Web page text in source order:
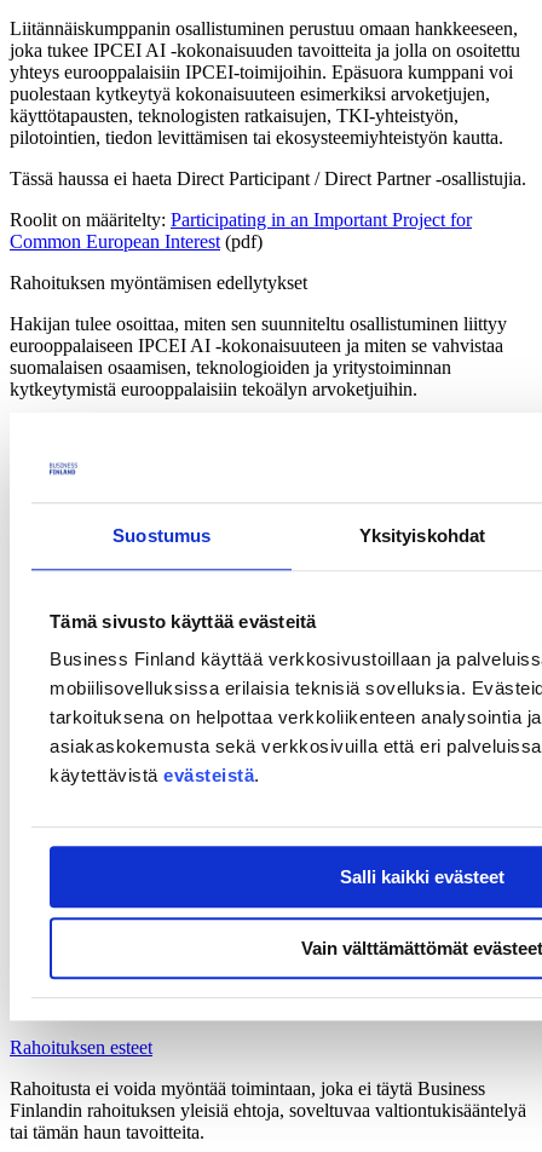
Suostumus Yksityiskohdat
Tämä sivusto käyttää evästeitä
Business Finland käyttää verkkosivustoillaan ja
mobiilisovelluksissa erilaisia teknisiä sovelluksia.
tarkoituksena on helpottaa verkkoliikenteen analysointia
asiakaskokemusta sekä verkkosivuilla että eri
käytettävistä evästeistä.
Salli kaikki evästeet
Vain välttämättömät evästeet
Liitännäiskumppanin osallistuminen perustuu omaan hankkeeseen,
joka tukee IPCEI AI -kokonaisuuden tavoitteita ja jolla on osoitettu
yhteys eurooppalaisiin IPCEI-toimijoihin. Epäsuora kumppani voi
puolestaan kytkeytyä kokonaisuuteen esimerkiksi arvoketjujen,
käyttötapausten, teknologisten ratkaisujen, TKI-yhteistyön,
pilotointien, tiedon levittämisen tai ekosysteemiyhteistyön kautta.
Tässä haussa ei haeta Direct Participant / Direct Partner -osallistujia.
Roolit on määritelty: Participating in an Important Project for
Common European Interest (pdf)
Rahoituksen myöntämisen edellytykset
Hakijan tulee osoittaa, miten sen suunniteltu osallistuminen liittyy
eurooppalaiseen IPCEI AI -kokonaisuuteen ja miten se vahvistaa
suomalaisen osaamisen, teknologioiden ja yritystoiminnan
kytkeytymistä eurooppalaisiin tekoälyn arvoketjuihin.
alan viimeisimpään kehitystasoon ja tukee IPCEI AI -
Hakijan tulee kuvata erityisesti
hankkeen yhteys IPCEI AI -kokonaisuuden tavoitteisiin ja
yhteistyö tai suunniteltu yhteistyö eurooppalaisten IPCEI-
hankkeen teknologinen, liiketoiminnallinen ja eurooppalainen
lisäarvo
hankkeen vaikutukset suomalaisen osaamisen ja
yritystoiminnan kansainväliseen kytkeytymiseen
miten syntyvää tietoa, osaamista, teknologioita tai ratkaisuja
voidaan hyödyntää laajemmin eurooppalaisessa
osoitettavissa rahoitustarve tai markkinapuute.
Rahoituksen myöntämisen esteet
valtiontukisääntöjen tarkoittamassa merkityksessä tuen
Rahoituksen esteet
Rahoitusta ei voida myöntää toimintaan, joka ei täytä Business
Finlandin rahoituksen yleisiä ehtoja, soveltuvaa valtiontukisääntelyä
tai tämän haun tavoitteita.